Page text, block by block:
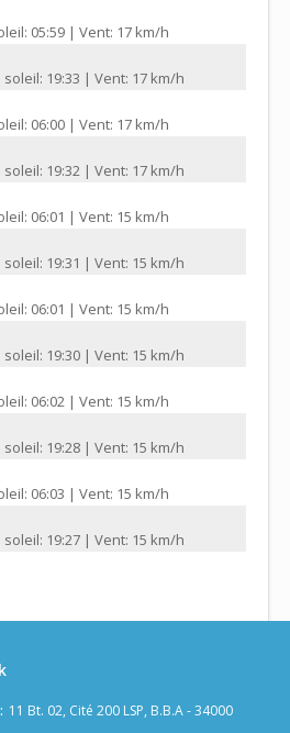
05:59 | Vent: 17 km/h
19:33 | Vent: 17 km/h
06:00 | Vent: 17 km/h
19:32 | Vent: 17 km/h
06:01 | Vent: 15 km/h
19:31 | Vent: 15 km/h
06:01 | Vent: 15 km/h
19:30 | Vent: 15 km/h
06:02 | Vent: 15 km/h
19:28 | Vent: 15 km/h
06:03 | Vent: 15 km/h
19:27 | Vent: 15 km/h
11 Bt. 02, Cité 200 LSP, B.B.A - 34000